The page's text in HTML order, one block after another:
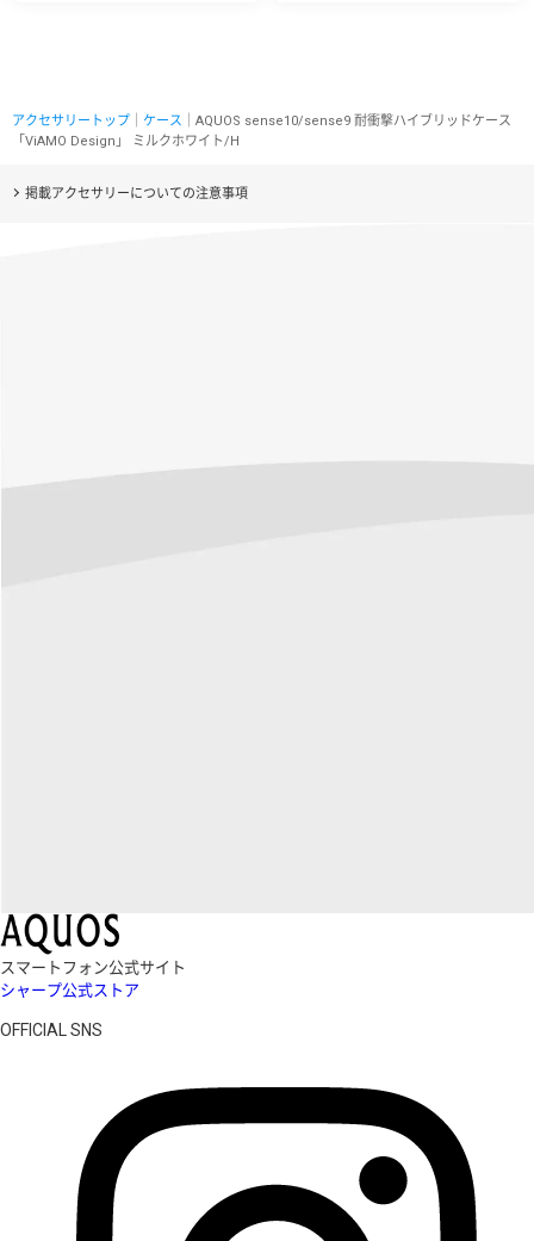
アクセサリートップ ケース ｜AQUOS sense10/sense9 耐衝撃ハイブリッドケース
「ViAMO Design」 ミルクホワイト/H
掲載アクセサリーについての注意事項
スマートフォン公式サイト
シャープ公式ストア
OFFICIAL SNS